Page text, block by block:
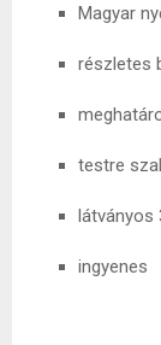
Magyar
részletes
testre
látványos
ingyenes